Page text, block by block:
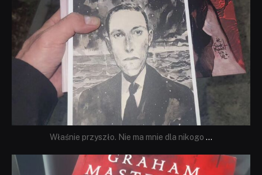
Właśnie przyszło. Nie ma mnie dla nikogo ...
dobryhorror